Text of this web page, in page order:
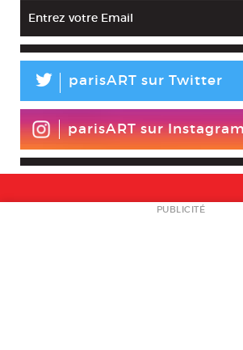
L parisART sur Twitter
parisART sur
NEWSLETTER
PUBLICITÉ